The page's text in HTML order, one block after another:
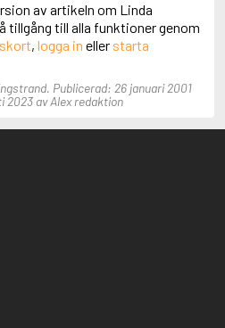
av artikeln om Linda
tillgång till alla funktioner genom
, logga in eller starta
Publicerad: 26 januari 2001
av Alex redaktion